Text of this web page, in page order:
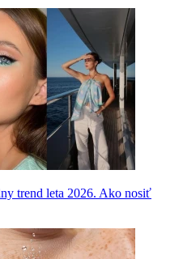
trend leta 2026. Ako nosiť